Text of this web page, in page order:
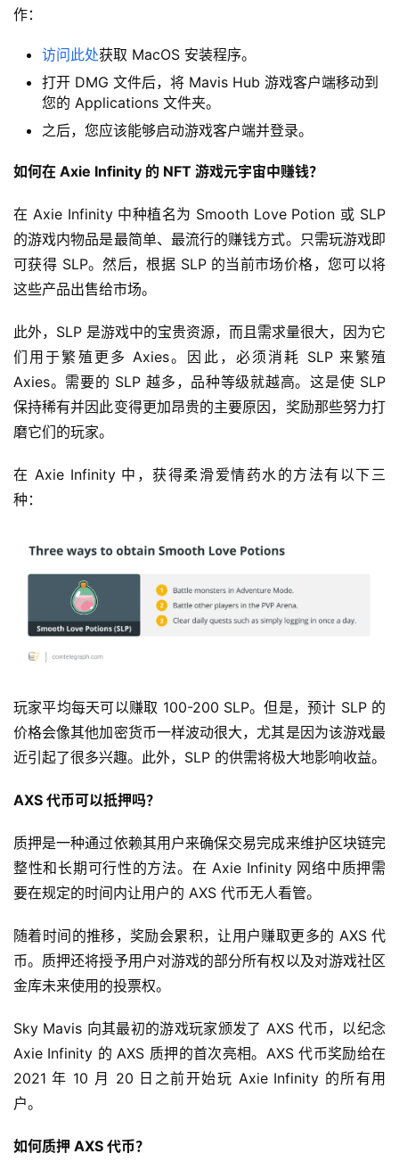
作：
访问此处获取 MacOS 安装程序。
打开 DMG 文件后，将 Mavis Hub 游戏客户端移动到
您的 Applications 文件夹。
之后，您应该能够启动游戏客户端并登录。
如何在 Axie Infinity 的 NFT 游戏元宇宙中赚钱？
在 Axie Infinity 中种植名为 Smooth Love Potion 或 SLP
的游戏内物品是最简单、最流行的赚钱方式。只需玩游戏即
可获得 SLP。然后，根据 SLP 的当前市场价格，您可以将
这些产品出售给市场。
此外，SLP 是游戏中的宝贵资源，而且需求量很大，因为它
们用于繁殖更多 Axies。因此，必须消耗 SLP 来繁殖
Axies。需要的 SLP 越多，品种等级就越高。这是使 SLP
保持稀有并因此变得更加昂贵的主要原因，奖励那些努力打
磨它们的玩家。
在 Axie Infinity 中，获得柔滑爱情药水的方法有以下三
种：
玩家平均每天可以赚取 100-200 SLP。但是，预计 SLP 的
价格会像其他加密货币一样波动很大，尤其是因为该游戏最
近引起了很多兴趣。此外，SLP 的供需将极大地影响收益。
AXS 代币可以抵押吗？
质押是一种通过依赖其用户来确保交易完成来维护区块链完
整性和长期可行性的方法。在 Axie Infinity 网络中质押需
要在规定的时间内让用户的 AXS 代币无人看管。
随着时间的推移，奖励会累积，让用户赚取更多的 AXS 代
币。质押还将授予用户对游戏的部分所有权以及对游戏社区
金库未来使用的投票权。
Sky Mavis 向其最初的游戏玩家颁发了 AXS 代币，以纪念
Axie Infinity 的 AXS 质押的首次亮相。AXS 代币奖励给在
2021 年 10 月 20 日之前开始玩 Axie Infinity 的所有用
户。
如何质押 AXS 代币？